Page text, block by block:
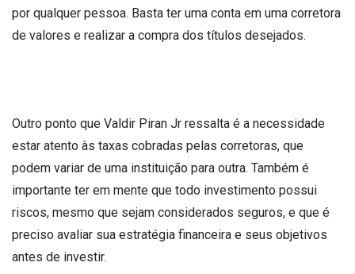
por qualquer pessoa. Basta ter uma conta em uma corretora
de valores e realizar a compra dos títulos desejados.
Outro ponto que Valdir Piran Jr ressalta é a necessidade
estar atento às taxas cobradas pelas corretoras, que
podem variar de uma instituição para outra. Também é
importante ter em mente que todo investimento possui
riscos, mesmo que sejam considerados seguros, e que é
preciso avaliar sua estratégia financeira e seus objetivos
antes de investir.